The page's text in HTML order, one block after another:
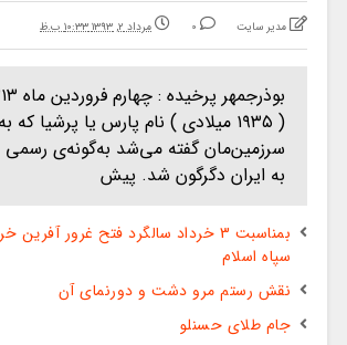
مدیر سایت 0 مرداد ۲, ۱۳۹۳ ۱۰:۳۳ ب.ظ
( ۱۹۳۵ میلادی ) نام پارس یا پرشیا که به
سرزمین‌مان گفته می‌شد به‌گونه‌ی رسمی
به ایران دگرگون شد. پیش
بمناسبت 3 خرداد سالگرد فتح غرور
سپاه اسلام
نقش رستم مرو دشت و دورنمای آن
جام طلای حسنلو